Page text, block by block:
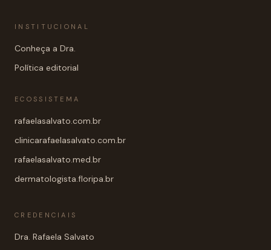
INSTITUCIONAL
Conheça a Dra.
Política editorial
ECOSSISTEMA
rafaelasalvato.com.br
clinicarafaelasalvato.com.br
rafaelasalvato.med.br
dermatologista.floripa.br
CREDENCIAIS
Dra. Rafaela Salvato